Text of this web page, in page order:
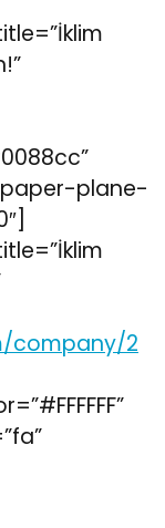
paper-plane-
company/2